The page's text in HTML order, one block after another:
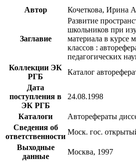
Автор Кочеткова, Ирина
Заглавие
Развитие
школьников при
материала в курсе
классов :
педагогических
Коллекции ЭК
РГБ
Каталог
Дата
поступления в
ЭК РГБ
24.08.1998
Каталоги
Авторефераты
Сведения об
ответственности
Моск. гос.
Выходные
данные
Москва, 1997